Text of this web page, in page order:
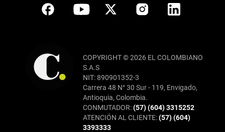
COPYRIGHT © 2026 EL COLOMBIANO
S.A.S
NIT: 890901352-3
Carrera 48 N° 30 Sur - 119, Envigado,
Antioquia, Colombia.
CONMUTADOR:(57) (604) 3315252
ATENCIÓN AL CLIENTE:(57) (604)
3393333